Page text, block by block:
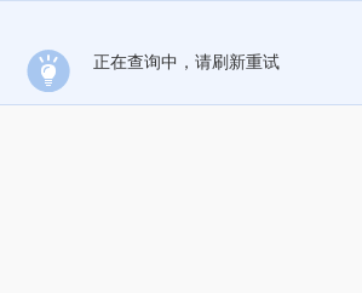
正在查询中，请刷新重试